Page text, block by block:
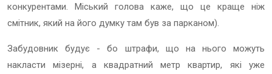
конкурентами. Міський голова каже, що це краще ніж
смітник, який на його думку там був за парканом).
Забудовник будує - бо штрафи, що на нього можуть
накласти мізерні, а квадратний метр квартир, які уже